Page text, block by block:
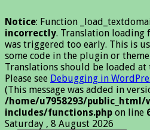
Notice: Function
incorrectly. Translation loading
was triggered too early. This is
some code in the plugin or
Translations should be loaded at
Please see Debugging in
(This message was added in
/home/u7958293/public_html/
includes/functions.php on line
Saturday , 8 August 2026